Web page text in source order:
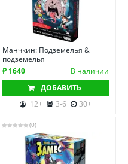
Манчкин: Подземелья &
подземелья
₽ 1640
В наличии
ДОБАВИТЬ
12+
3-6 30+
(0)